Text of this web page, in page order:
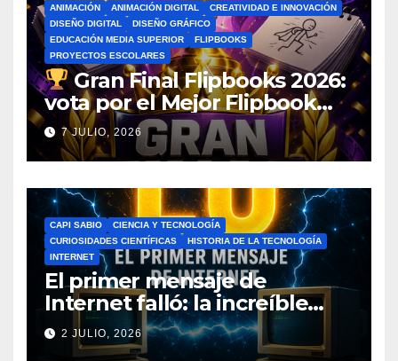
ANIMACIÓN ANIMACIÓN DIGITAL
CREATIVIDAD E INNOVACIÓN
DISEÑO DIGITAL
DISEÑO GRÁFICO
EDUCACIÓN MEDIA SUPERIOR
FLIPBOOKS
PROYECTOS ESCOLARES
Gran Final Flipbooks 2026:
vota por el Mejor Flipbook
del Ciclo Escolar
7 JULIO, 2026
CAPI SABIO
CIENCIA Y TECNOLOGÍA
CURIOSIDADES CIENTÍFICAS
HISTORIA DE LA TECNOLOGÍA
INTERNET
El primer mensaje de
Internet falló: la increíble
historia de ARPANET que
cambió el mundo
2 JULIO, 2026